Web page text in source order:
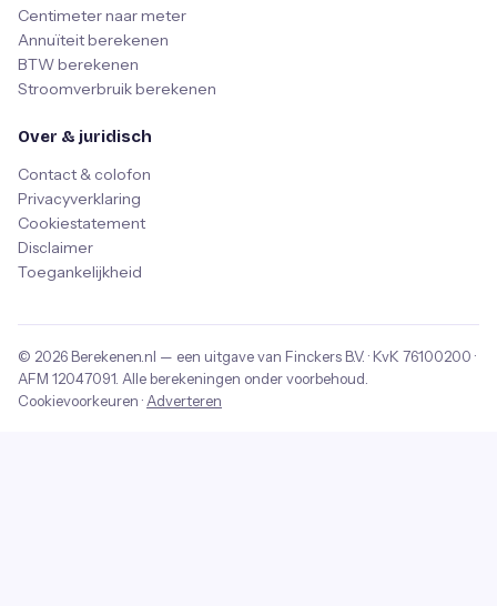
Centimeter naar meter
Annuïteit berekenen
BTW berekenen
Stroomverbruik berekenen
Over & juridisch
Contact & colofon
Privacyverklaring
Cookiestatement
Disclaimer
Toegankelijkheid
© 2026 Berekenen.nl — een uitgave van Finckers B.V. · KvK 76100200 ·
AFM 12047091 . Alle berekeningen onder voorbehoud.
Cookievoorkeuren · Adverteren